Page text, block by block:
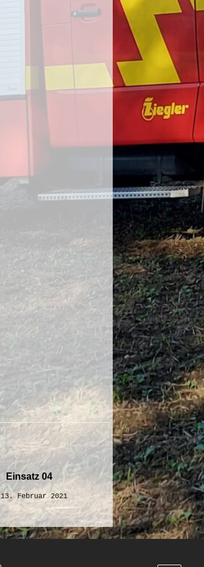
Einsatz 04
13. Februar 2021